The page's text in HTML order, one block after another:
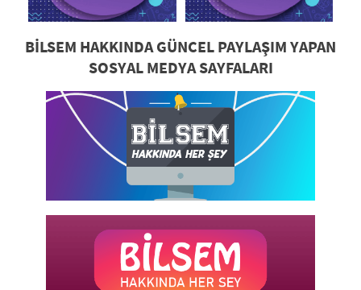
BİLSEM HAKKINDA GÜNCEL PAYLAŞIM YAPAN
SOSYAL MEDYA SAYFALARI